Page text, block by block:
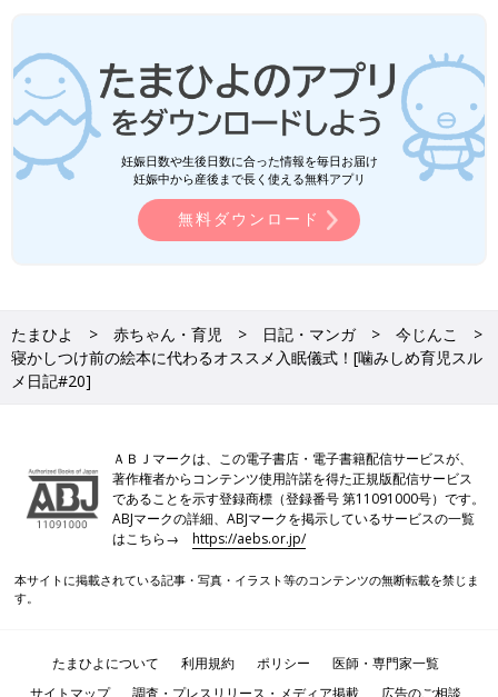
妊娠日数や生後日数に合った情報を毎日お届け
妊娠中から産後まで長く使える無料アプリ
無料ダウンロード
たまひよ 赤ちゃん・育児 日記・マンガ
今じんこ
寝かしつけ前の絵本に代わるオススメ入眠儀式！[噛みしめ育児スル
メ日記#20]
ＡＢＪマークは、この電子書店・電子書籍配信サービスが、
著作権者からコンテンツ使用許諾を得た正規版配信サービス
であることを示す登録商標（登録番号 第11091000号）です。
ABJマークの詳細、ABJマークを掲示しているサービスの一覧
はこちら→https://aebs.or.jp/
本サイトに掲載されている記事・写真・イラスト等のコンテンツの無断転載を禁じま
す。
たまひよについて 利用規約 ポリシー
医師・専門家一覧